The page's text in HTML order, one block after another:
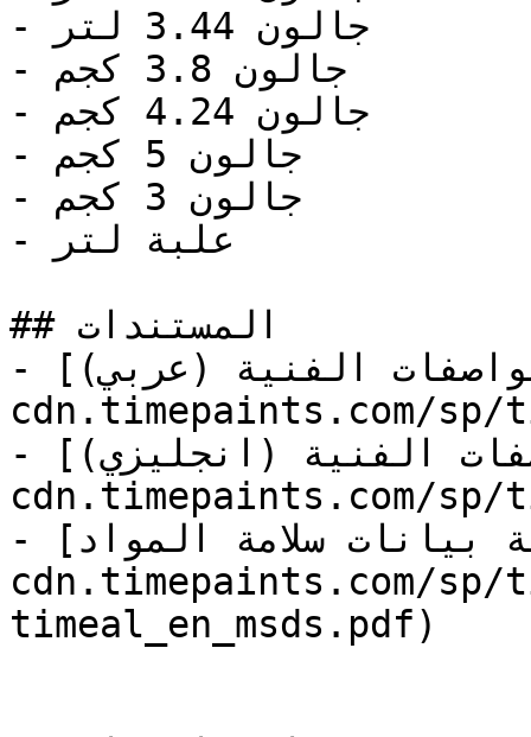
- جالون 3.44 لتر
- جالون 3.8 كجم
- جالون 4.24 كجم
- جالون 5 كجم
- جالون 3 كجم
- علبة لتر
## المستندات
- [المواصفات الفنية (عربي)](https://store-
cdn.timepaints.com/sp/
- [المواصفات الفنية (انجليزي)](https://store-
cdn.timepaints.com/sp/
- [وثيقة بيانات سلامة المواد](https://store-
cdn.timepaints.com/
timeal_en_msds.pdf)